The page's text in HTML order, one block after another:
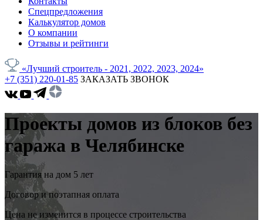
Спецпредложения
Калькулятор домов
О компании
Отзывы и рейтинги
«Лучший строитель - 2021, 2022, 2023, 2024»
+7 (351) 220-01-85 ЗАКАЗАТЬ ЗВОНОК
Проекты домов из блоков без
гаража в Челябинске
Гарантия на дом 5 лет
Договор и поэтапная оплата
Цена не изменится в процессе строительства